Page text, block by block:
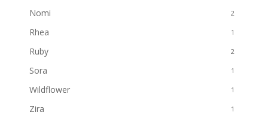
Nomi 2
Rhea 1
Ruby 2
Sora 1
Wildflower 1
Zira 1